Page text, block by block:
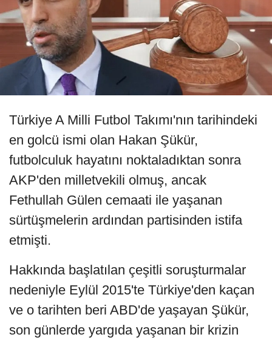
Türkiye A Milli Futbol Takımı'nın tarihindeki
en golcü ismi olan Hakan Şükür,
futbolculuk hayatını noktaladıktan sonra
AKP'den milletvekili olmuş, ancak
Fethullah Gülen cemaati ile yaşanan
sürtüşmelerin ardından partisinden istifa
etmişti.
Hakkında başlatılan çeşitli soruşturmalar
nedeniyle Eylül 2015'te Türkiye'den kaçan
ve o tarihten beri ABD'de yaşayan Şükür,
son günlerde yargıda yaşanan bir krizin